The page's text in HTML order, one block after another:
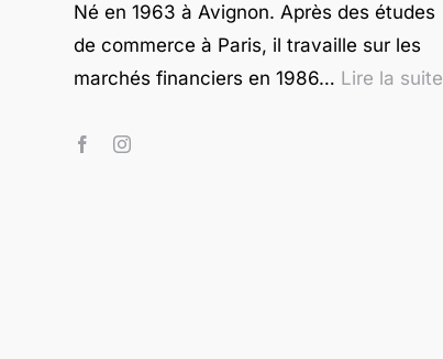
Né en 1963 à Avignon. Après des études
de commerce à Paris, il travaille sur les
marchés financiers en 1986… Lire la suite